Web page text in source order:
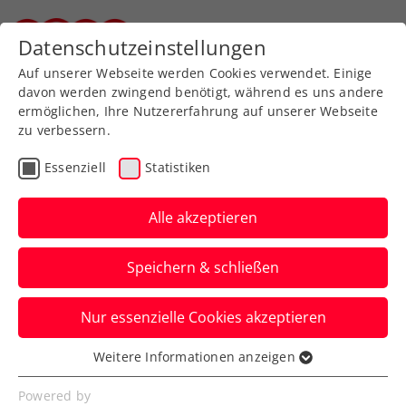
Zurück zur Newsübersicht
ATP
ATP-Challenger
Nonthaburi: Starke
Doppelwoche von
Oberleitner
Das ÖTV-Ass überzeugt zum
Jahreswechsel in Thailand sogleich mit
einem Finaleinzug.
Datenschutzeinstellungen
Auf unserer Webseite werden Cookies verwendet. Einige
davon werden zwingend benötigt, während es uns andere
ermöglichen, Ihre Nutzererfahrung auf unserer Webseite
zu verbessern.
Essenziell Statistiken
Alle akzeptieren
Speichern & schließen
Nur essenzielle Cookies akzeptieren
Essenziell
Essenzielle Cookies werden für grundlegende
Weitere Informationen anzeigen
Powered by